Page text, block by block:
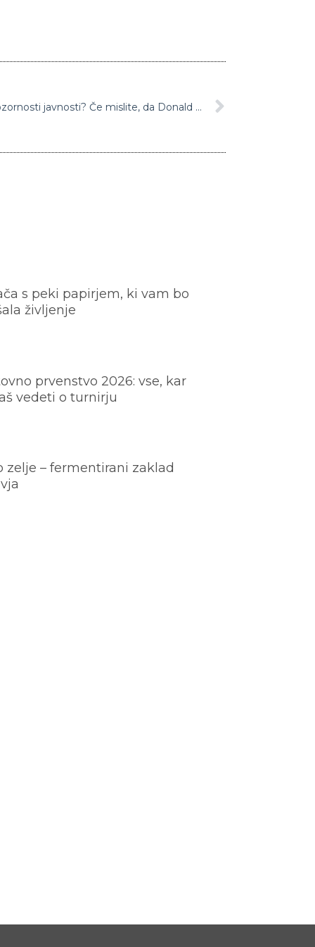
Kdo s svojimi tviti dobi največ pozornosti javnosti? Če mislite, da Donald Trump, se motite
s peki papirjem, ki vam bo
življenje
prvenstvo 2026: vse, kar
vedeti o turnirju
zelje – fermentirani zaklad